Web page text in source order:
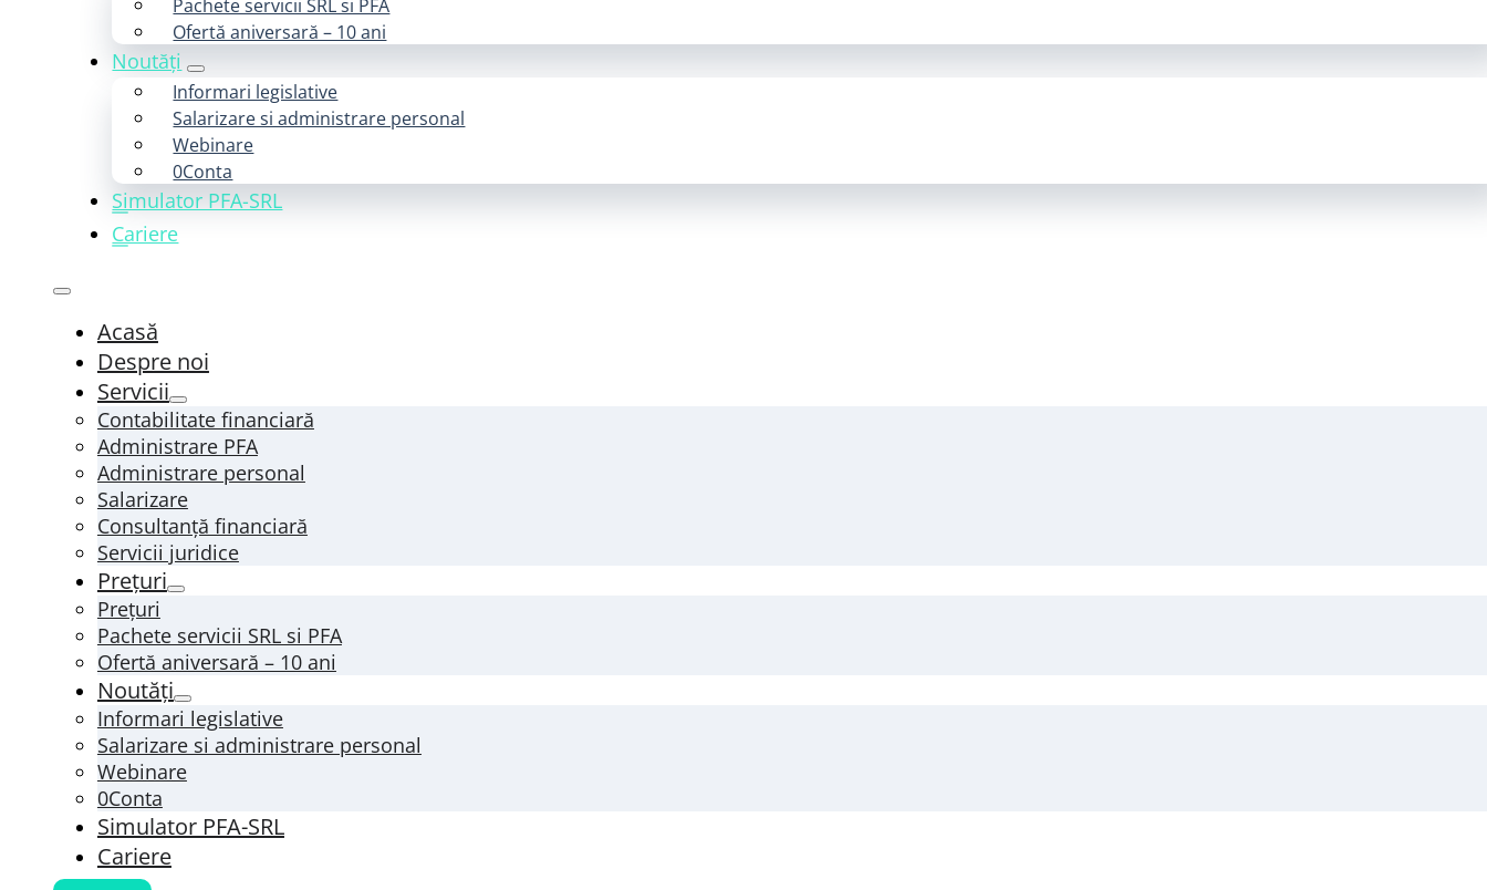
Pachete servicii SRL si PFA
Ofertă aniversară – 10 ani
Noutăți
Informari legislative
Salarizare si administrare personal
Webinare
0Conta
Simulator PFA-SRL
Cariere
Acasă
Despre noi
Servicii
Contabilitate financiară
Administrare PFA
Administrare personal
Salarizare
Consultanță financiară
Servicii juridice
Prețuri
Prețuri
Pachete servicii SRL si PFA
Ofertă aniversară – 10 ani
Noutăți
Informari legislative
Salarizare si administrare personal
Webinare
0Conta
Simulator PFA-SRL
Cariere